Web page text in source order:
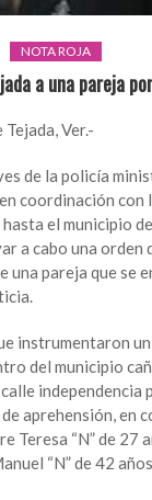
NOTA ROJA
a una pareja
Tejada, Ver.-
de la policía
coordinación con
el municipio
a cabo una orden
una pareja que se
instrumentaron
del municipio
independencia
aprehensión, en
Teresa “N” de 27
“N” de 42 años.